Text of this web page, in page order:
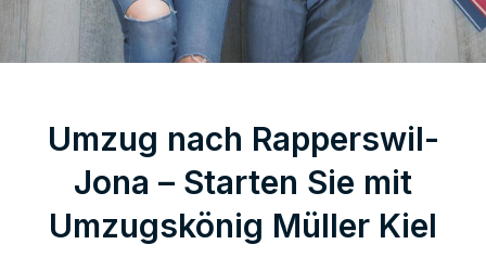
Umzug nach Rapperswil-
Jona – Starten Sie mit
Umzugskönig Müller Kiel